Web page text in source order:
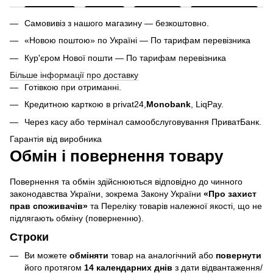
Самовивіз з нашого магазину — безкоштовно.
«Новою поштою» по Україні — По тарифам перевізника
Кур'єром Нової пошти — По тарифам перевізника
Більше інформації про доставку
Готівкою при отриманні.
Кредитною карткою в privat24,Monobank, LiqPay.
Через касу або термінал самообслуговування ПриватБанк.
Гарантія від виробника
Обмін і повернення товару
Повернення та обмін здійснюються відповідно до чинного
законодавства України, зокрема Закону України «Про захист
прав споживачів» та Переліку товарів належної якості, що не
підлягають обміну (поверненню).
Строки
Ви можете обміняти товар на аналогічний або повернути
його протягом 14 календарних днів з дати відвантаження/